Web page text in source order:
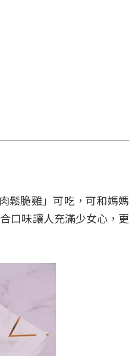
鬆脆雞」可吃，可和媽媽
口味讓人充滿少女心，更